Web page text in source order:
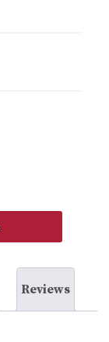
Reviews